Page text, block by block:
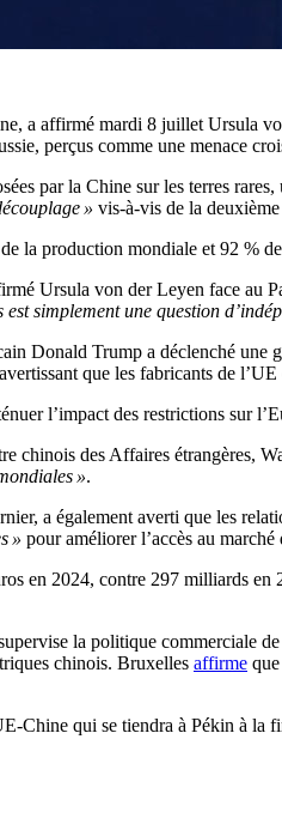
a affirmé mardi 8 juillet Ursula
perçus comme une menace
par la Chine sur les terres
» vis-à-vis de la
la production mondiale et 92 %
Ursula von der Leyen face au
simplement une question
Donald Trump a déclenché
avertissant que les fabricants de
l’impact des restrictions sur
chinois des Affaires étrangères,
».
a également averti que les
» pour améliorer l’accès au
en 2024, contre 297 milliards en
la politique commerciale
chinois. Bruxelles affirme
Chine qui se tiendra à Pékin à